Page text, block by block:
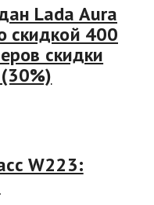
Lada Aura
скидкой 400
скидки
W223: